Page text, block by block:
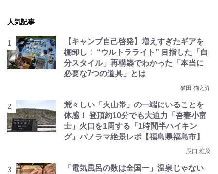
人気記事
【キャンプ自己啓発】増えすぎたギアを
棚卸し！ “ウルトラライト” 目指した「自
分スタイル」再構築でわかった「本当に
必要な7つの道具」とは
猫田 猫之介
荒々しい「火山帯」の一端にいることを
体感！ 登頂約10分でも大迫力「吾妻小富
士」火口を1周する「1時間半ハイキン
グ」パノラマ絶景レポ【福島県福島市】
辰口 稚菜
「電気風呂の数は全国一」温泉じゃない